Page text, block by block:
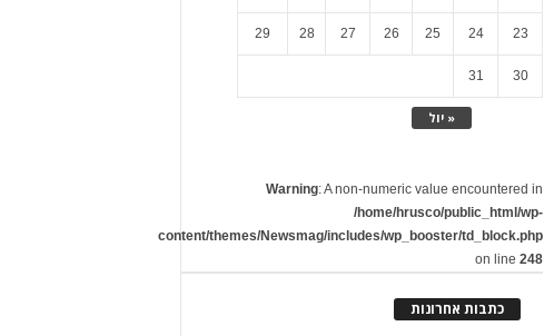
« יול
23
24
25
26
27
28
29
30
31
Warning: A non-numeric value encountered in
/home/hrusco/public_html/wp-
content/themes/Newsmag/includes/wp_booster/td_block.php
on line248
כתבות אחרונות